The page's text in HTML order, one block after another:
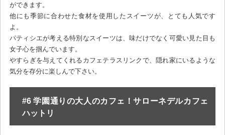
ができます。
他にも季節に合わせた食材を使用したスイーツが、とても人気です
よ。
パティシエが考える特別なスイーツは、味だけでなく可愛い見た目も
女子心を掴んでいます。
やすらぎを与えてくれるカフェテラスリンクで、隠れ家にいるような
気分を存分に楽しんで下さい。
#6 学園通りの大人のカフェ！サローネデルカフェ
ハットリ